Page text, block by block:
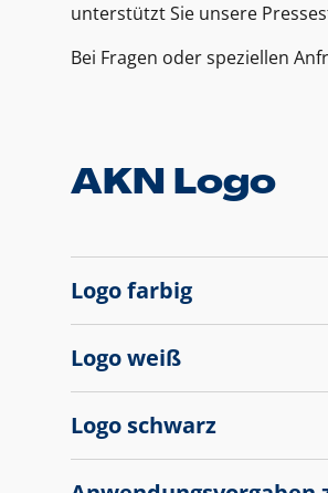
unterstützt Sie unsere
Bei Fragen oder speziellen
AKN Logo
Logo farbig
Logo weiß
Logo schwarz